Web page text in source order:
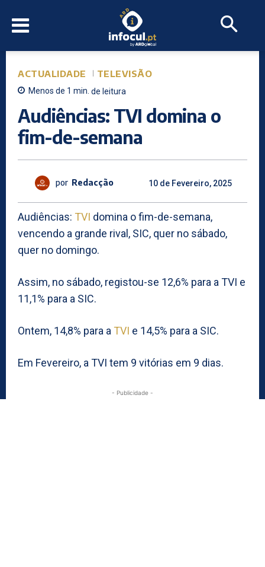
ACTUALIDADE TELEVISÃO
Menos de 1 min. de leitura
Audiências: TVI domina o
fim-de-semana
por Redacção 10 de Fevereiro, 2025
Audiências: TVI domina o fim-de-semana,
vencendo a grande rival, SIC, quer no sábado,
quer no domingo.
Assim, no sábado, registou-se 12,6% para a TVI e
11,1% para a SIC.
Ontem, 14,8% para a TVI e 14,5% para a SIC.
Em Fevereiro, a TVI tem 9 vitórias em 9 dias.
- Publicidade -